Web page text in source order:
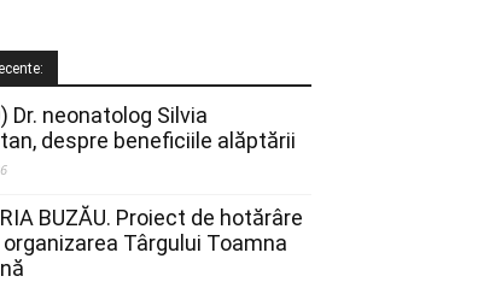
Dr. neonatolog Silvia
despre beneficiile alăptării
BUZĂU. Proiect de hotărâre
Târgului Toamna